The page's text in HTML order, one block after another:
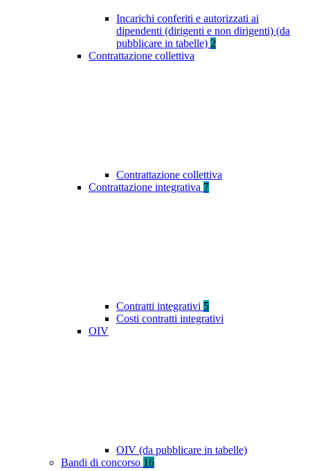
Incarichi conferiti e autorizzati ai
dipendenti (dirigenti e non dirigenti) (da
pubblicare in tabelle) 2
Contrattazione collettiva
Contrattazione collettiva
Contrattazione integrativa 7
Contratti integrativi 5
Costi contratti integrativi
OIV
OIV (da pubblicare in tabelle)
Bandi di concorso 16